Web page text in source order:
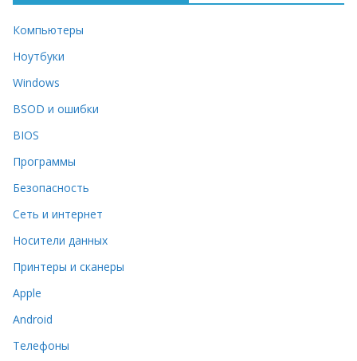
Компьютеры
Ноутбуки
Windows
BSOD и ошибки
BIOS
Программы
Безопасность
Сеть и интернет
Носители данных
Принтеры и сканеры
Apple
Android
Телефоны